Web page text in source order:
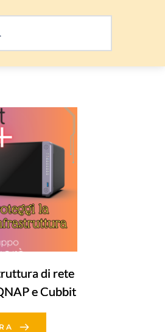
di rete
e Cubbit